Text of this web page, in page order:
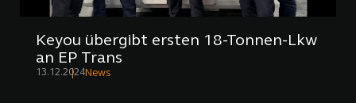
Keyou übergibt ersten 18-Tonnen-Lkw
an EP Trans
13.12.2024News